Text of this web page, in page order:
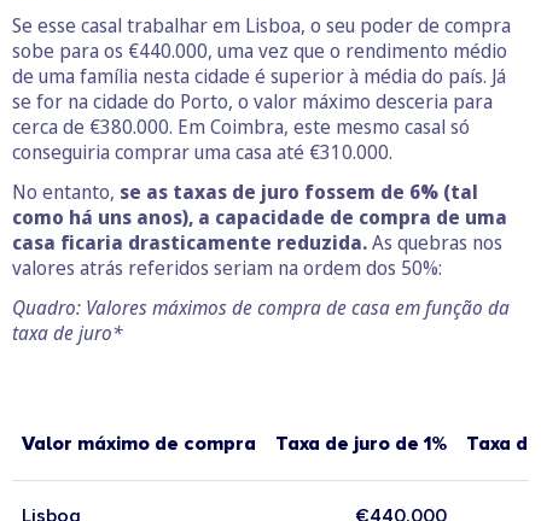
Se esse casal trabalhar em Lisboa, o seu poder de compra
sobe para os €440.000, uma vez que o rendimento médio
de uma família nesta cidade é superior à média do país. Já
se for na cidade do Porto, o valor máximo desceria para
cerca de €380.000. Em Coimbra, este mesmo casal só
conseguiria comprar uma casa até €310.000.
No entanto, se as taxas de juro fossem de 6% (tal
como há uns anos), a capacidade de compra de uma
casa ficaria drasticamente reduzida.As quebras nos
valores atrás referidos seriam na ordem dos 50%:
Quadro: Valores máximos de compra de casa em função da
taxa de juro*
Valor máximo de compra Taxa de juro de 1% Taxa
Lisboa €440.000